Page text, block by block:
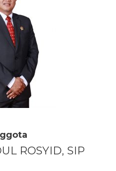
ROSYID, SIP